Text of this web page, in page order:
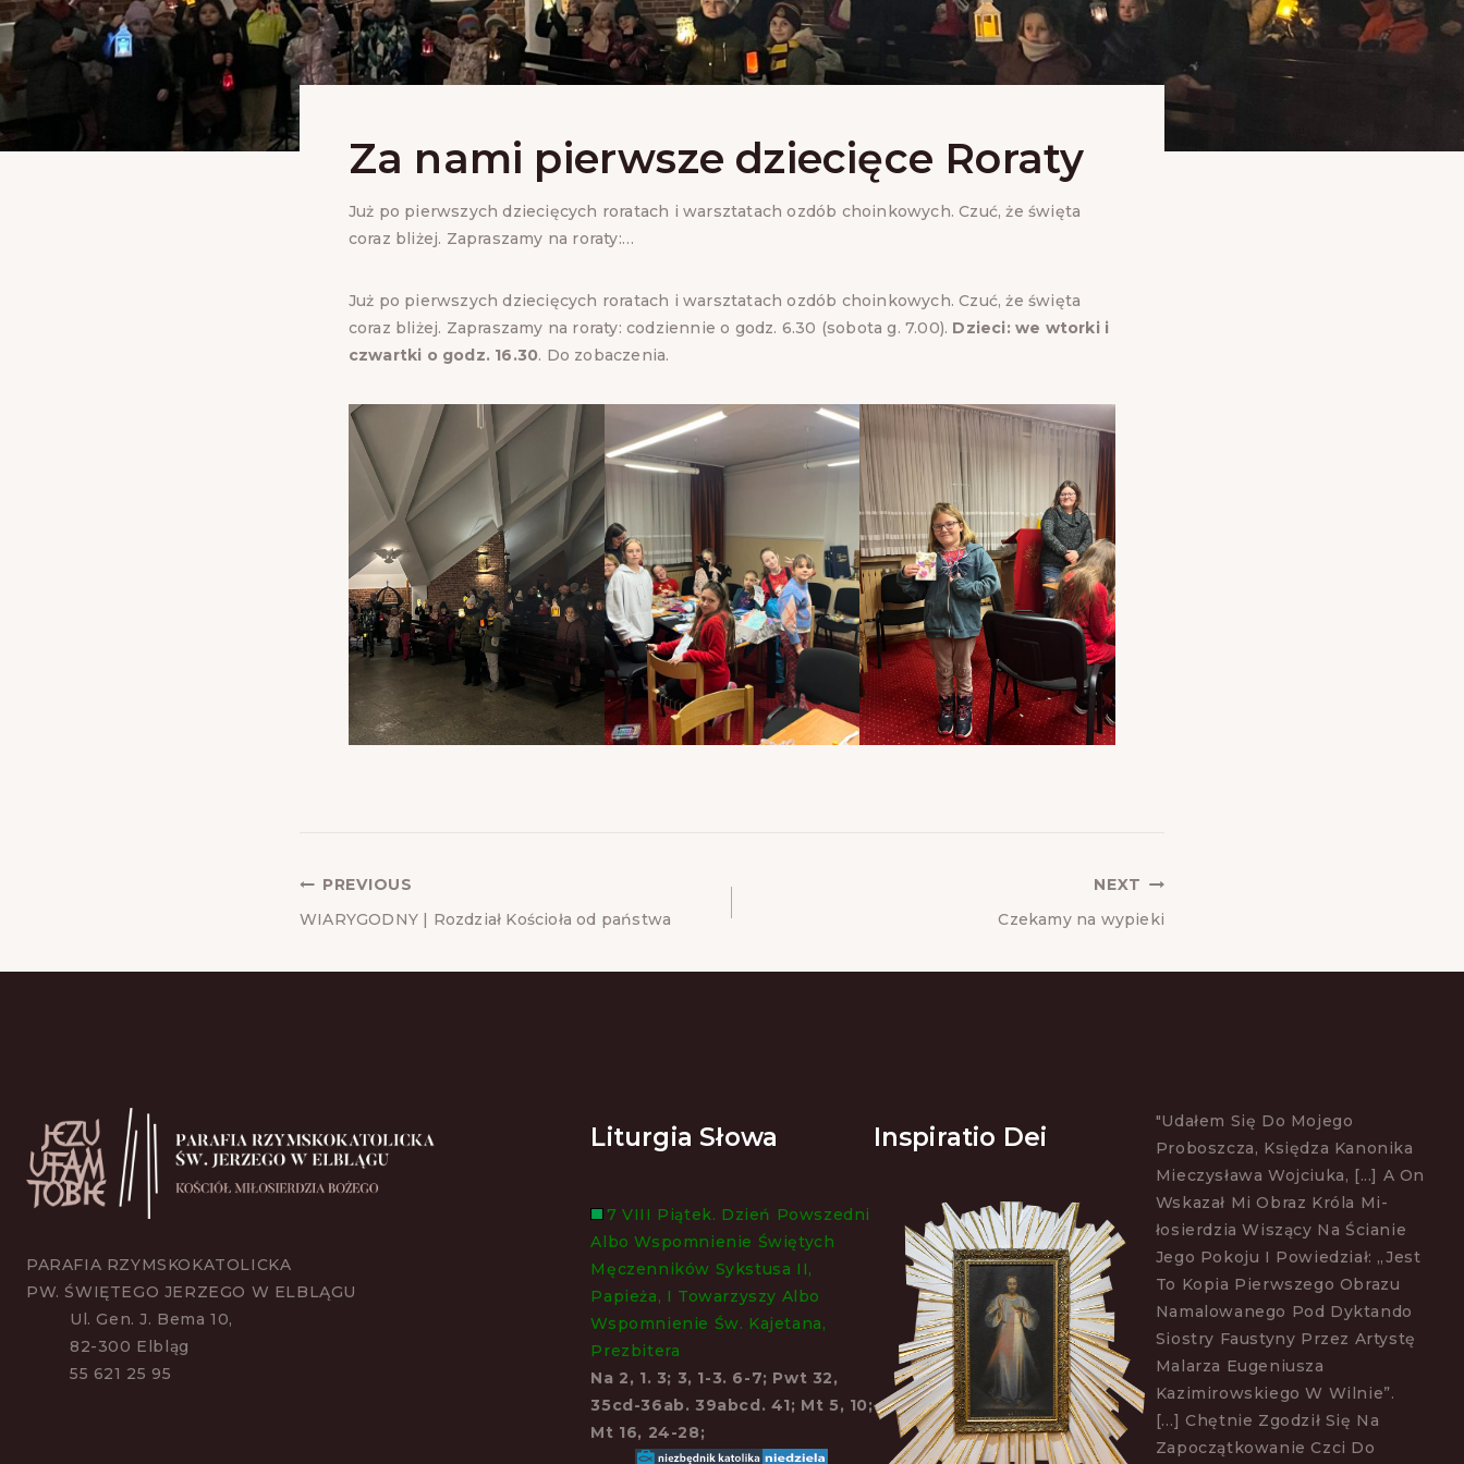
Za nami pierwsze dziecięce Roraty
Już po pierwszych dziecięcych roratach i warsztatach ozdób choinkowych. Czuć, że święta
coraz bliżej. Zapraszamy na roraty:…
Już po pierwszych dziecięcych roratach i warsztatach ozdób choinkowych. Czuć, że święta
coraz bliżej. Zapraszamy na roraty: codziennie o godz. 6.30 (sobota g. 7.00). Dzieci: we wtorki i
czwartki o godz. 16.30. Do zobaczenia.
POST
NAVIGATION
PREVIOUS
WIARYGODNY | Rozdział Kościoła od państwa
NEXT
Czekamy na wypieki
PARAFIA RZYMSKOKATOLICKA
PW. ŚWIĘTEGO JERZEGO W ELBLĄGU
Ul. Gen. J. Bema 10,
82-300 Elbląg
55 621 25 95
Liturgia Słowa
7 VIII Piątek. Dzień Powszedni
Albo Wspomnienie Świętych
Męczenników Sykstusa II,
Papieża, I Towarzyszy Albo
Wspomnienie Św. Kajetana,
Prezbitera
Na 2, 1. 3; 3, 1-3. 6-7; Pwt 32,
35cd-36ab. 39abcd. 41; Mt 5, 10;
Mt 16, 24-28;
Inspiratio Dei
"Udałem Się Do Mojego
Proboszcza, Księdza Kanonika
Mieczysława Wojciuka, [...] A On
Wskazał Mi Obraz Króla Mi­
Łosierdzia Wiszący Na Ścianie
Jego Pokoju I Powiedział: „jest
To Kopia Pierwszego Obrazu
Namalowanego Pod Dyktando
Siostry Faustyny Przez Artystę
Malarza Eugeniusza
Kazimirowskiego W Wilnie”.
[…] Chętnie Zgodził Się Na
Zapoczątkowanie Czci Do